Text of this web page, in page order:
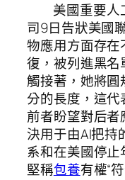
美國重要
司9日告狀美國
物應用方面存
復，被列進黑
觸接著，她將
分的長度，這代
前者盼望對后
決用于由AI把持
系和在美國停止
堅稱包養有權“